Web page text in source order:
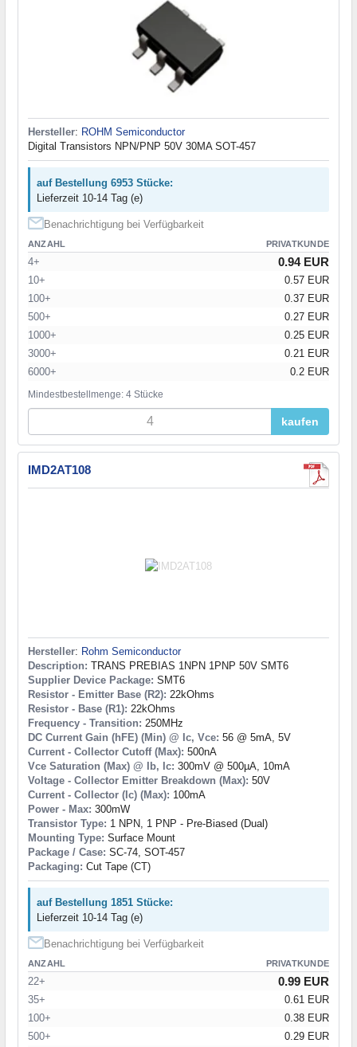
Hersteller: ROHM Semiconductor
Digital Transistors NPN/PNP 50V 30MA SOT-457
auf Bestellung 6953 Stücke:
Lieferzeit 10-14 Tag (e)
Benachrichtigung bei Verfügbarkeit
ANZAHL PRIVATKUNDE
4+ 0.94 EUR
10+
0.57 EUR
100+
0.37 EUR
500+
0.27 EUR
1000+
0.25 EUR
3000+
0.21 EUR
6000+
0.2 EUR
Mindestbestellmenge: 4 Stücke
kaufen
IMD2AT108
Hersteller: Rohm Semiconductor
Description: TRANS PREBIAS 1NPN 1PNP 50V SMT6
Supplier Device Package: SMT6
Resistor - Emitter Base (R2): 22kOhms
Resistor - Base (R1): 22kOhms
Frequency - Transition: 250MHz
DC Current Gain (hFE) (Min) @ Ic, Vce: 56 @ 5mA, 5V
Current - Collector Cutoff (Max): 500nA
Vce Saturation (Max) @ Ib, Ic: 300mV @ 500µA, 10mA
Voltage - Collector Emitter Breakdown (Max): 50V
Current - Collector (Ic) (Max): 100mA
Power - Max: 300mW
Transistor Type: 1 NPN, 1 PNP - Pre-Biased (Dual)
Mounting Type: Surface Mount
Package / Case: SC-74, SOT-457
Packaging: Cut Tape (CT)
auf Bestellung 1851 Stücke:
Lieferzeit 10-14 Tag (e)
Benachrichtigung bei Verfügbarkeit
ANZAHL PRIVATKUNDE
22+ 0.99 EUR
35+
0.61 EUR
100+
0.38 EUR
500+
0.29 EUR